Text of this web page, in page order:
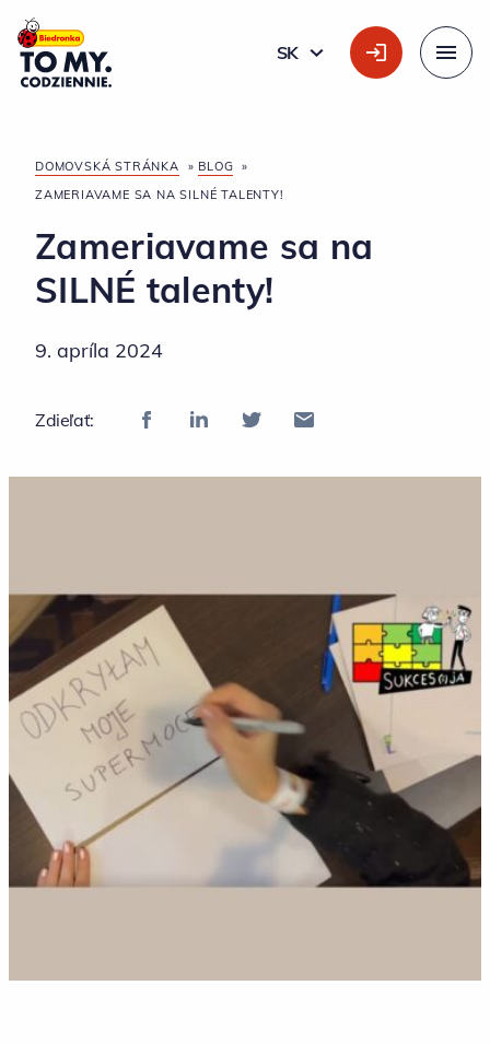
Hlavné logo
SK
SLOVÁK
DOMOVSKÁ STRÁNKA » BLOG »
ZAMERIAVAME SA NA SILNÉ TALENTY!
Zameriavame sa na
SILNÉ talenty!
9. apríla 2024
Zdieľať: